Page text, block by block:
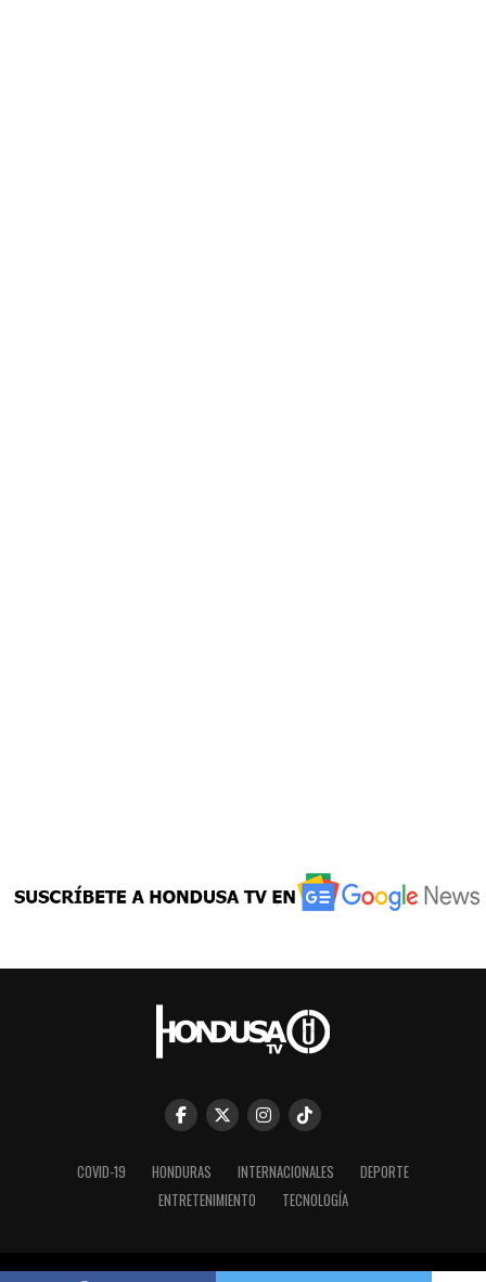
COVID-19 HONDURAS INTERNACIONALES
DEPORTE
ENTRETENIMIENTO
TECNOLOGÍA